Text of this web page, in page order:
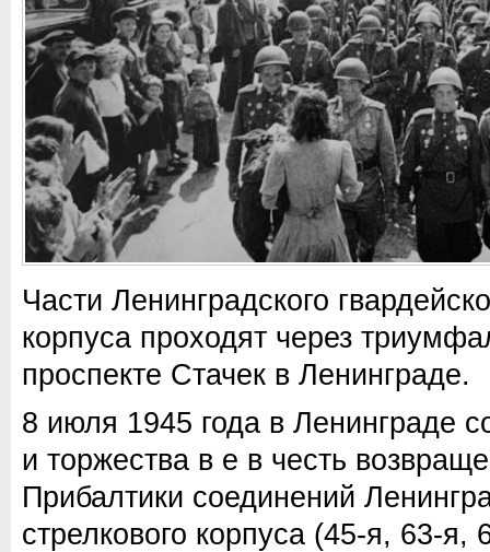
Части Ленинградского
корпуса проходят через
проспекте Стачек в Ленинграде.
8 июля 1945 года в Ленинграде
и торжества в е в честь
Прибалтики соединений
стрелкового корпуса (45-я, 63-я,